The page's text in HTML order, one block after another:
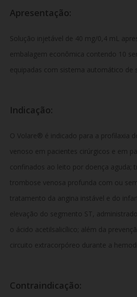
Apresentação:
Solução injetável de 40 mg/0,4 mL
embalagem econômica contendo 10
equipadas com sistema automático de
Indicação:
O Volare® é indicado para a profilaxia
venoso em pacientes cirúrgicos e em
confinados ao leito por doença aguda;
trombose venosa profunda com ou
tratamento da angina instável e do
elevação do segmento ST,
o ácido acetilsalicílico; além da
circuito extracorpóreo durante a
Contraindicação: